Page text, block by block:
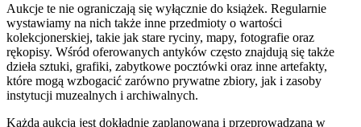
Aukcje te nie ograniczają się wyłącznie do książek. Regularnie
wystawiamy na nich także inne przedmioty o wartości
kolekcjonerskiej, takie jak stare ryciny, mapy, fotografie oraz
rękopisy. Wśród oferowanych antyków często znajdują się także
dzieła sztuki, grafiki, zabytkowe pocztówki oraz inne artefakty,
które mogą wzbogacić zarówno prywatne zbiory, jak i zasoby
instytucji muzealnych i archiwalnych.
Każda aukcja jest dokładnie zaplanowana i przeprowadzana w